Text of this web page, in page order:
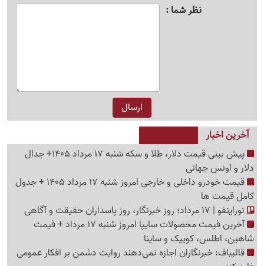
نظر شما
آخرین اخبار
پیش ‌بینی قیمت دلار، طلا و سکه شنبه 17 مرداد 1405+ جدال
دلار و اونس جهانی
قیمت خودرو داخلی و خارجی امروز شنبه 17 مرداد 1405 + جدول
کامل قیمت ها
نوراینفو | 17 مرداد؛ روز خبرنگار، روز پاسداران حقیقت و آگاهی
آخرین قیمت محصولات سایپا امروز شنبه 17 مرداد + قیمت
شاهین، اطلس، کوییک و ساینا
قالیباف: خبرنگاران اجازه نمی‌دهند روایت دشمن بر افکار عمومی